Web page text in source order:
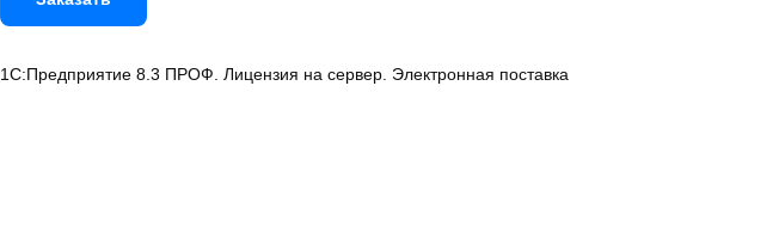
1С:Предприятие 8.3 ПРОФ. Лицензия на сервер. Электронная поставка